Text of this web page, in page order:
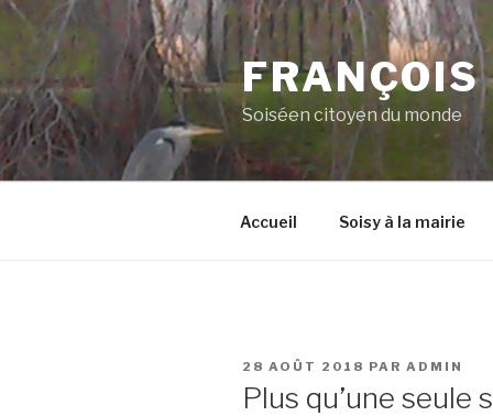
Aller
contenu
principal
FRANÇOIS
Soiséen citoyen du monde
Accueil Soisy à la mairie
PUBLIÉ
LE
28 AOÛT 2018 PAR ADMIN
Plus qu’une seule